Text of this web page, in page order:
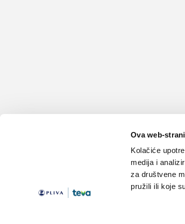
Ova web-
Kolačiće
medija i
za društvene
pružili ili koje